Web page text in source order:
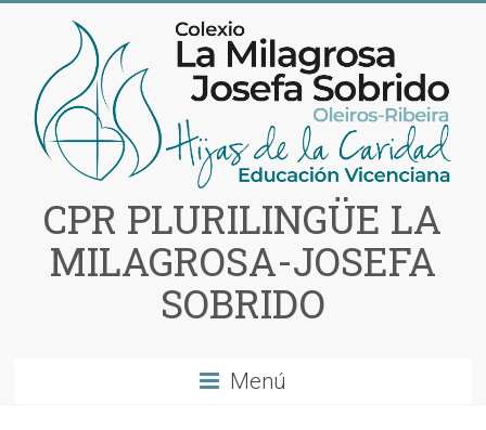
contenido
CPR PLURILINGÜE LA
MILAGROSA-JOSEFA
SOBRIDO
Menú